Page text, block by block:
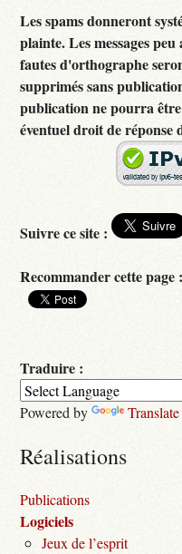
Les spams donneront
plainte. Les messages
fautes d'orthographe
supprimés sans
publication ne pourra
éventuel droit de réponse
Suivre ce site :
Recommander cette page :
Traduire :
Powered by Translate
Réalisations
Publications
Logiciels
Jeux de l’esprit